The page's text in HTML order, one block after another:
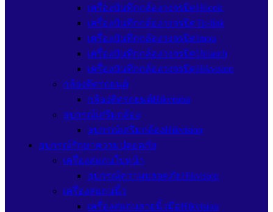
เครื่องบันทึกกล้องวงจรปิดHilook
เครื่องบันทึกกล้องวงจรปิดTp-link
เครื่องบันทึกกล้องวงจรปิดImou
เครื่องบันทึกกล้องวงจรปิดUniarch
เครื่องบันทึกกล้องวงจรปิดHikvision
กล้องติดรถยนต์
กล้องติดรถยนต์Hikvision
อุปกรณ์เสริมกล้อง
อุปกรณ์เสริมกล้องHikvision
อุปกรณ์รักษาความปลอดภัย
เครื่องสแกนใบหน้า
อุปกรณ์ความปลอดภัยHikvision
เครื่องสแกนนิ้ว
เครื่องสแกนลายนิ้วมือHikvision